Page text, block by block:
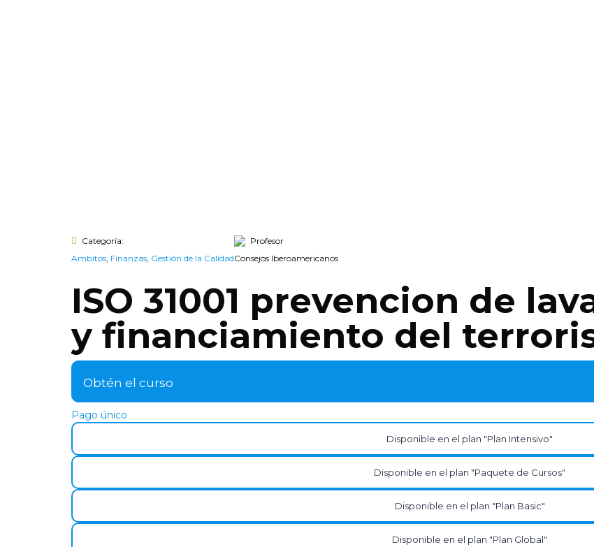
Categoría:
Ambitos, Finanzas, Gestión de la Calidad
Profesor
Consejos Iberoamericanos
ISO 31001 prevencion de
y financiamiento del
Obtén el curso
Pago único
Disponible en el plan "Plan Intensivo"
Disponible en el plan "Paquete de Cursos"
Disponible en el plan "Plan Basic"
Disponible en el plan "Plan Global"